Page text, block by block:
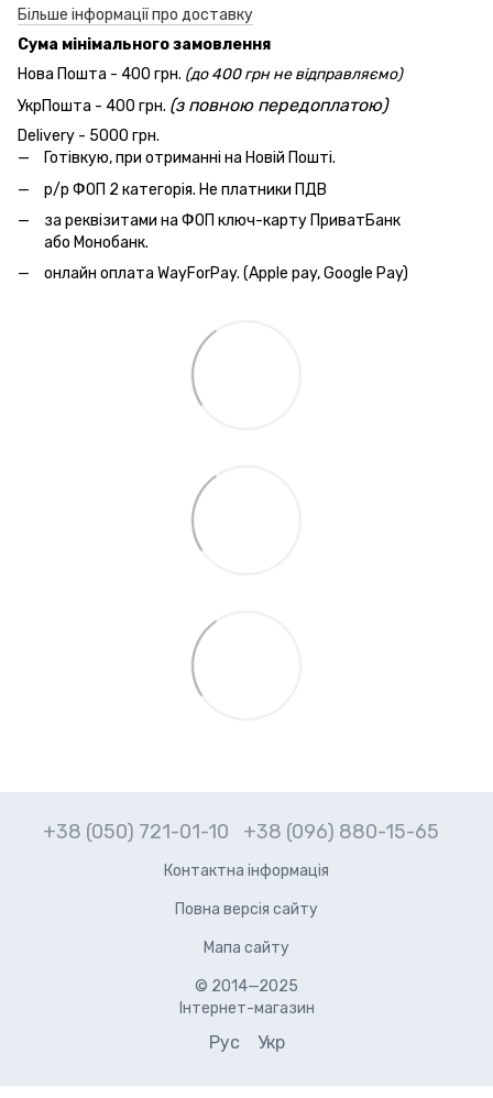
Більше інформації про доставку
Сума мінімального замовлення
Нова Пошта - 400 грн. (до 400 грн не відправляємо)
УкрПошта - 400 грн. (з повною передоплатою)
Delivery - 5000 грн.
Готівкую, при отриманні на Новій Пошті.
р/р ФОП 2 категорія. Не платники ПДВ
за реквізитами на ФОП ключ-карту ПриватБанк
або Монобанк.
онлайн оплата WayForPay. (Apple pay, Google Pay)
+38 (050) 721-01-10 +38 (096) 880-15-65
Контактна інформація
Повна версія сайту
Мапа сайту
© 2014—2025
Інтернет-магазин
Рус Укр